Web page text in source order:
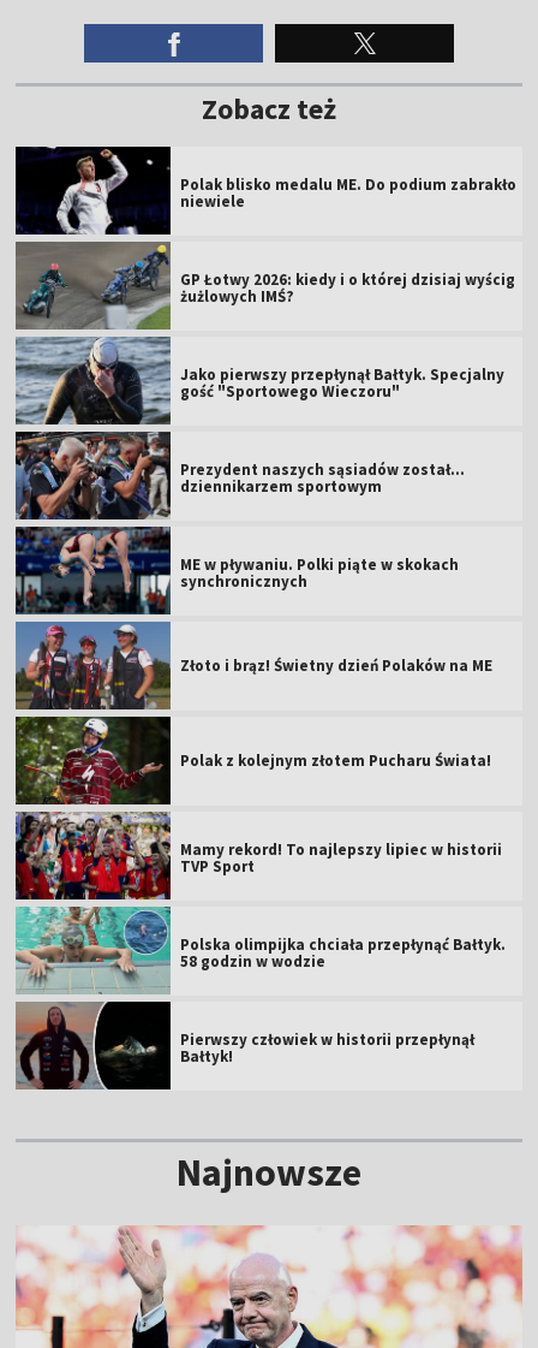
Zobacz też
Polak blisko medalu ME. Do podium zabrakło
niewiele
GP Łotwy 2026: kiedy i o której dzisiaj wyścig
żużlowych IMŚ?
Jako pierwszy przepłynął Bałtyk. Specjalny
gość "Sportowego Wieczoru"
Prezydent naszych sąsiadów został...
dziennikarzem sportowym
ME w pływaniu. Polki piąte w skokach
synchronicznych
Złoto i brąz! Świetny dzień Polaków na ME
Polak z kolejnym złotem Pucharu Świata!
Mamy rekord! To najlepszy lipiec w historii
TVP Sport
Polska olimpijka chciała przepłynąć Bałtyk.
58 godzin w wodzie
Pierwszy człowiek w historii przepłynął
Bałtyk!
Najnowsze